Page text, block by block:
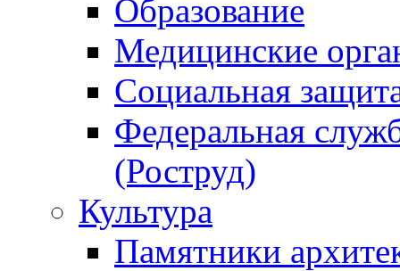
Образование
Медицинские
Социальная
Федеральная
(Роструд)
Культура
Памятники